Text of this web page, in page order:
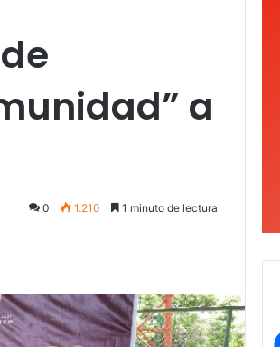
a
0 1.210 1 minuto de lectura